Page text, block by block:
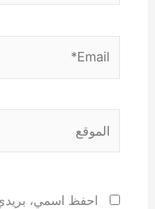
احفظ اسمي، بريدي